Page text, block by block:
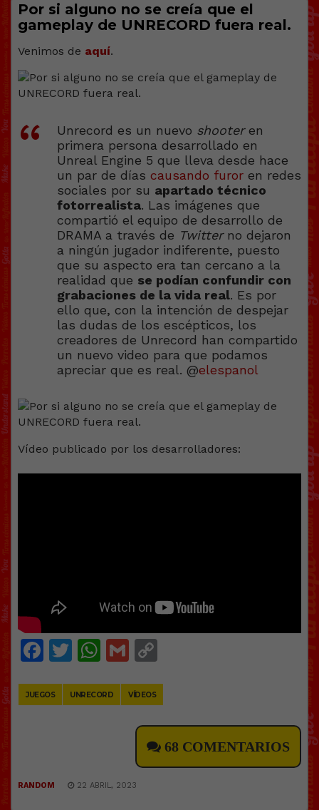
Por si alguno no se creía que el
gameplay de UNRECORD fuera real.
Venimos de aquí.
Unrecord es un nuevo shooteren
primera persona desarrollado en
Unreal Engine 5 que lleva desde hace
un par de días causando furor en redes
sociales por su apartado técnico
fotorrealista. Las imágenes que
compartió el equipo de desarrollo de
DRAMA a través de Twitterno dejaron
a ningún jugador indiferente, puesto
que su aspecto era tan cercano a la
realidad que se podían confundir con
grabaciones de la vida real. Es por
ello que, con la intención de despejar
las dudas de los escépticos, los
creadores de Unrecord han compartido
un nuevo video para que podamos
apreciar que es real. @elespanol
Vídeo publicado por los desarrolladores:
Facebook
Twitter
WhatsApp
Gmail
JUEGOS UNRECORD VÍDEOS
68 COMENTARIOS
RANDOM 22 ABRIL, 2023